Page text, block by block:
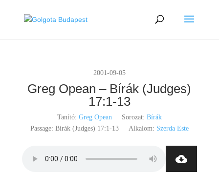
2001-09-05
Greg Opean – Bírák (Judges)
17:1-13
Tanító: Greg Opean Sorozat: Bírák
Passage: Bírák (Judges) 17:1-13 Alkalom: Szerda Este